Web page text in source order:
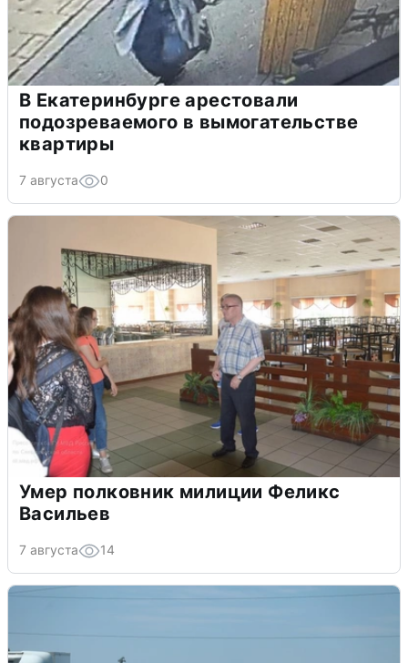
В Екатеринбурге арестовали
подозреваемого в вымогательстве
квартиры
7 августа 0
Умер полковник милиции Феликс
Васильев
7 августа 14